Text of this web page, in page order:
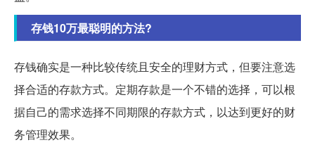
存钱10万最聪明的方法?
存钱确实是一种比较传统且安全的理财方式，但要注意选
择合适的存款方式。定期存款是一个不错的选择，可以根
据自己的需求选择不同期限的存款方式，以达到更好的财
务管理效果。